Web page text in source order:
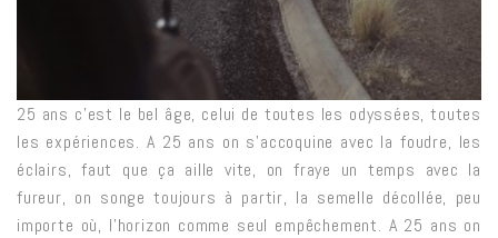
25 ans c’est le bel âge, celui de toutes les odyssées, toutes
les expériences. A 25 ans on s’accoquine avec la foudre, les
éclairs, faut que ça aille vite, on fraye un temps avec la
fureur, on songe toujours à partir, la semelle décollée, peu
importe où, l’horizon comme seul empêchement. A 25 ans on